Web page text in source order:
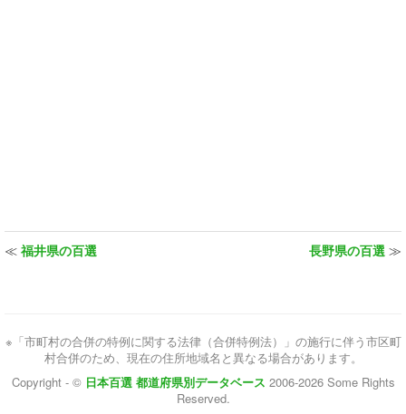
≪ 福井県の百選 長野県の百選 ≫
※「市町村の合併の特例に関する法律（合併特例法）」の施行に伴う市区町
村合併のため、現在の住所地域名と異なる場合があります。
Copyright - © 日本百選 都道府県別データベース 2006-2026 Some Rights
Reserved.